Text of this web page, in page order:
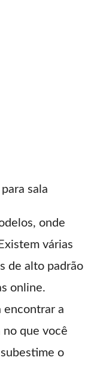
sala
onde
várias
de alto padrão
online.
encontrar a
no que você
o